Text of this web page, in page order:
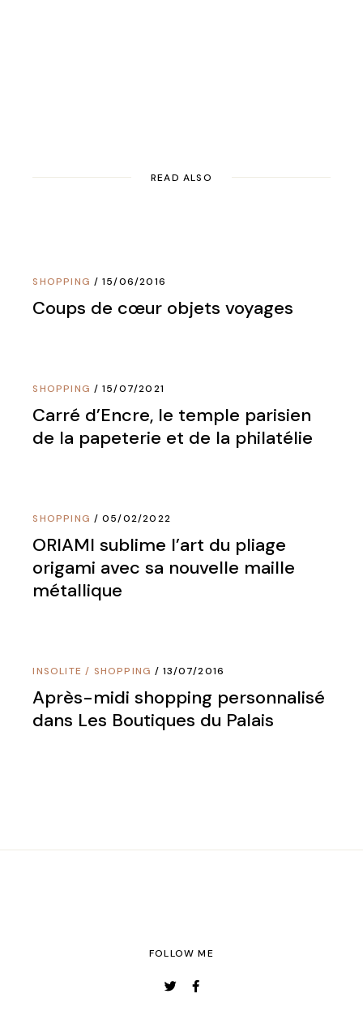
READ ALSO
SHOPPING 15/06/2016
Coups de cœur objets voyages
SHOPPING 15/07/2021
Carré d’Encre, le temple parisien
de la papeterie et de la philatélie
SHOPPING 05/02/2022
ORIAMI sublime l’art du pliage
origami avec sa nouvelle maille
métallique
INSOLITE / SHOPPING 13/07/2016
Après-midi shopping personnalisé
dans Les Boutiques du Palais
FOLLOW ME